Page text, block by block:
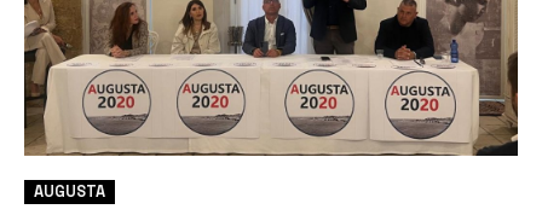
AUGUSTA